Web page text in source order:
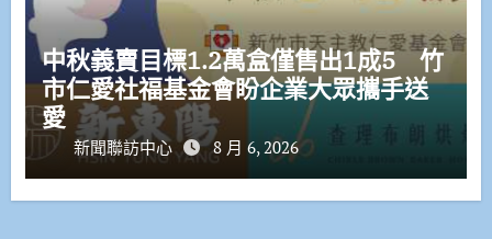
中秋義賣目標1.2萬盒僅售出1成5 竹
市仁愛社福基金會盼企業大眾攜手送
愛
新聞聯訪中心 8 月 6, 2026